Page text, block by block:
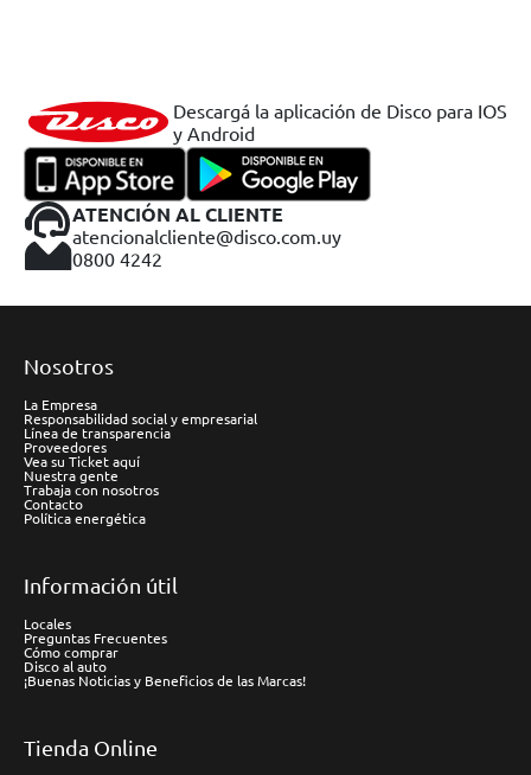
Descargá la aplicación de Disco para IOS
y Android
ATENCIÓN AL CLIENTE
atencionalcliente@disco.com.uy
0800 4242
Nosotros
La Empresa
Responsabilidad social y empresarial
Línea de transparencia
Proveedores
Vea su Ticket aquí
Nuestra gente
Trabaja con nosotros
Contacto
Política energética
Información útil
Locales
Preguntas Frecuentes
Cómo comprar
Disco al auto
¡Buenas Noticias y Beneficios de las Marcas!
Tienda Online